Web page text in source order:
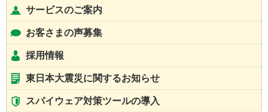
サービスのご案内
お客さまの声募集
採用情報
東日本大震災に関するお知らせ
スパイウェア対策ツールの導入